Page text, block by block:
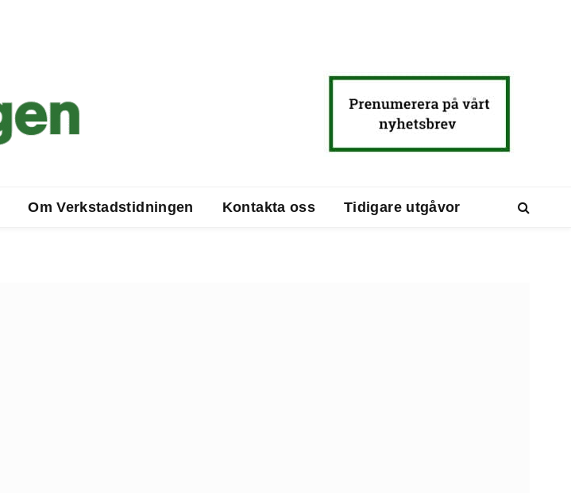
Om Verkstadstidningen Kontakta oss Tidigare utgåvor